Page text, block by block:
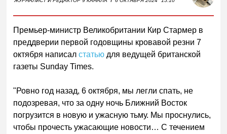
Премьер-министр Великобритании Кир Стармер в
преддверии первой годовщины кровавой резни 7
октября написалстатью для ведущей британской
газеты Sunday Times.
"Ровно год назад, 6 октября, мы легли спать, не
подозревая, что за одну ночь Ближний Восток
погрузится в новую и ужасную тьму. Мы проснулись,
чтобы прочесть ужасающие новости… С течением